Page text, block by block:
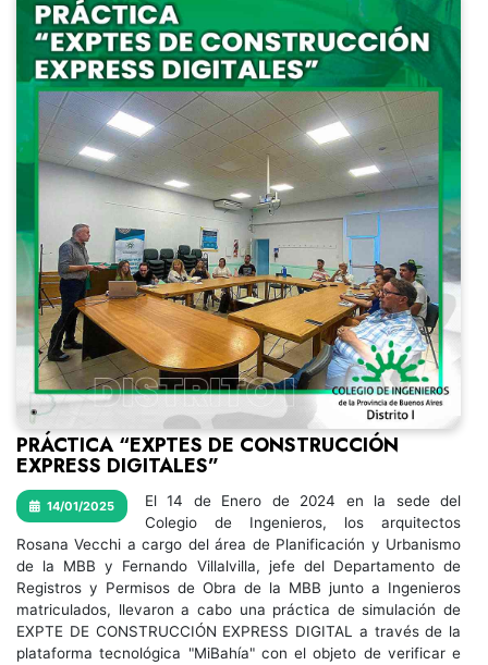
PRÁCTICA “EXPTES DE CONSTRUCCIÓN
EXPRESS DIGITALES”
14/01/2025
El 14 de Enero de 2024 en la sede del
Colegio de Ingenieros, los arquitectos
Rosana Vecchi a cargo del área de Planificación y Urbanismo
de la MBB y Fernando Villalvilla, jefe del Departamento de
Registros y Permisos de Obra de la MBB junto a Ingenieros
matriculados, llevaron a cabo una práctica de simulación de
EXPTE DE CONSTRUCCIÓN EXPRESS DIGITAL a través de la
plataforma tecnológica "MiBahía" con el objeto de verificar e